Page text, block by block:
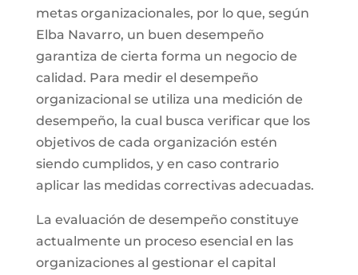
metas organizacionales, por lo que, según
Elba Navarro, un buen desempeño
garantiza de cierta forma un negocio de
calidad. Para medir el desempeño
organizacional se utiliza una medición de
desempeño, la cual busca verificar que los
objetivos de cada organización estén
siendo cumplidos, y en caso contrario
aplicar las medidas correctivas adecuadas.
La evaluación de desempeño constituye
actualmente un proceso esencial en las
organizaciones al gestionar el capital